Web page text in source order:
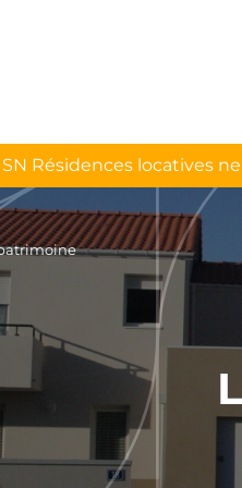
Résidences locatives